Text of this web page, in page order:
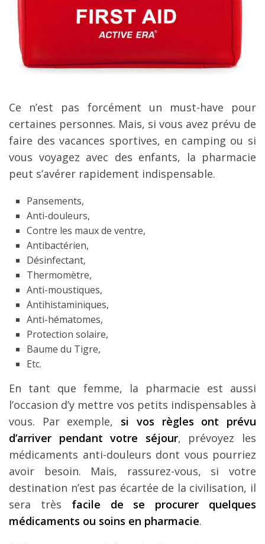
Ce n’est pas forcément un must-have pour
certaines personnes. Mais, si vous avez prévu de
faire des vacances sportives, en camping ou si
vous voyagez avec des enfants, la pharmacie
peut s’avérer rapidement indispensable.
Pansements,
Anti-douleurs,
Contre les maux de ventre,
Antibactérien,
Désinfectant,
Thermomètre,
Anti-moustiques,
Antihistaminiques,
Anti-hématomes,
Protection solaire,
Baume du Tigre,
Etc.
En tant que femme, la pharmacie est aussi
l’occasion d’y mettre vos petits indispensables à
vous. Par exemple, si vos règles ont prévu
d’arriver pendant votre séjour, prévoyez les
médicaments anti-douleurs dont vous pourriez
avoir besoin. Mais, rassurez-vous, si votre
destination n’est pas écartée de la civilisation, il
sera très facile de se procurer quelques
médicaments ou soins en pharmacie.